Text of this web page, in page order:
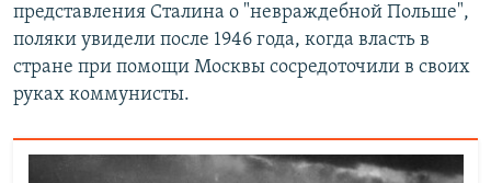
представления Сталина о "невраждебной Польше",
поляки увидели после 1946 года, когда власть в
стране при помощи Москвы сосредоточили в своих
руках коммунисты.